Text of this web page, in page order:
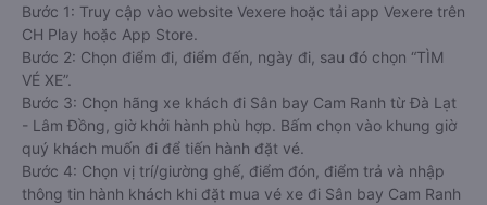
Bước 1: Truy cập vào website Vexere hoặc tải app Vexere trên
CH Play hoặc App Store.
Bước 2: Chọn điểm đi, điểm đến, ngày đi, sau đó chọn “TÌM
VÉ XE”.
Bước 3: Chọn hãng xe khách đi Sân bay Cam Ranh từ Đà Lạt
- Lâm Đồng, giờ khởi hành phù hợp. Bấm chọn vào khung giờ
quý khách muốn đi để tiến hành đặt vé.
Bước 4: Chọn vị trí/giường ghế, điểm đón, điểm trả và nhập
thông tin hành khách khi đặt mua vé xe đi Sân bay Cam Ranh